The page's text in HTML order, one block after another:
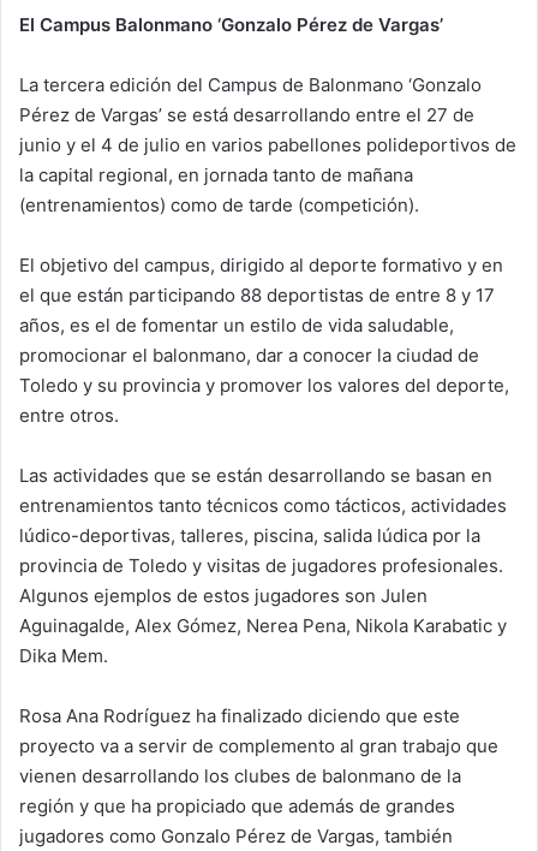
El Campus Balonmano ‘Gonzalo Pérez de Vargas’
La tercera edición del Campus de Balonmano ‘Gonzalo
Pérez de Vargas’ se está desarrollando entre el 27 de
junio y el 4 de julio en varios pabellones polideportivos de
la capital regional, en jornada tanto de mañana
(entrenamientos) como de tarde (competición).
El objetivo del campus, dirigido al deporte formativo y en
el que están participando 88 deportistas de entre 8 y 17
años, es el de fomentar un estilo de vida saludable,
promocionar el balonmano, dar a conocer la ciudad de
Toledo y su provincia y promover los valores del deporte,
entre otros.
Las actividades que se están desarrollando se basan en
entrenamientos tanto técnicos como tácticos, actividades
lúdico-deportivas, talleres, piscina, salida lúdica por la
provincia de Toledo y visitas de jugadores profesionales.
Algunos ejemplos de estos jugadores son Julen
Aguinagalde, Alex Gómez, Nerea Pena, Nikola Karabatic y
Dika Mem.
Rosa Ana Rodríguez ha finalizado diciendo que este
proyecto va a servir de complemento al gran trabajo que
vienen desarrollando los clubes de balonmano de la
región y que ha propiciado que además de grandes
jugadores como Gonzalo Pérez de Vargas, también